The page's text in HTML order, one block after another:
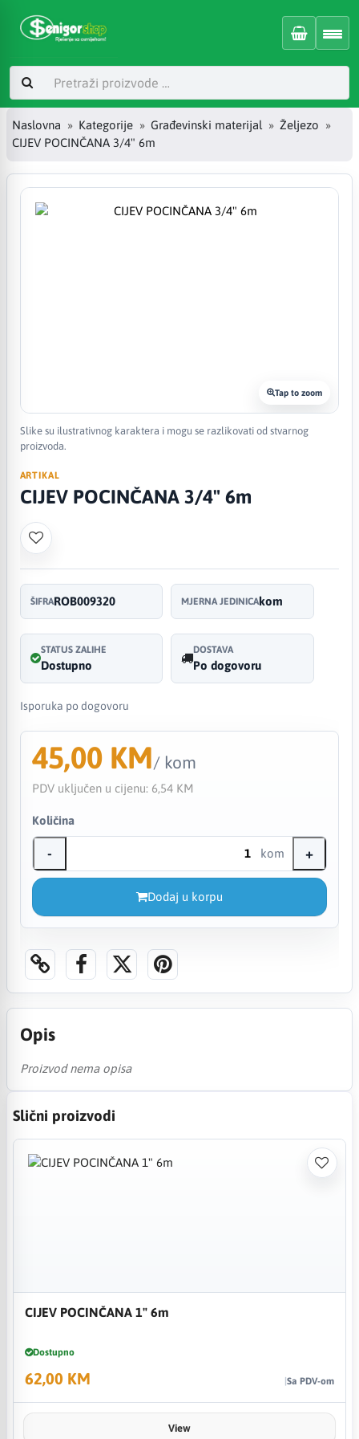
Naslovna Kategorije Građevinski materijal
Željezo
CIJEV POCINČANA 3/4" 6m
Tap to zoom
Slike su ilustrativnog karaktera i mogu se razlikovati od stvarnog
proizvoda.
ARTIKAL
CIJEV POCINČANA 3/4" 6m
ŠIFRAROB009320 MJERNA JEDINICAkom
STATUS ZALIHE
Dostupno
DOSTAVA
Po dogovoru
Isporuka po dogovoru
45,00 KM/ kom
PDV uključen u cijenu: 6,54 KM
Količina
- kom +
Dodaj u korpu
Opis
Proizvod nema opisa
Slični proizvodi
CIJEV POCINČANA 1" 6m
Dostupno
62,00 KM Sa PDV-om
View